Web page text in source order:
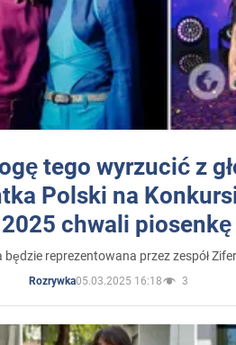
tego wyrzucić z
Polski na
chwali
będzie reprezentowana przez zespół
Rozrywka05.03.2025 16:18 3